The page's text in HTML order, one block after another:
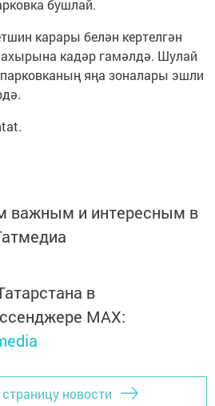
бушлай.
карары белән кертелгән
кадәр гамәлдә. Шулай
парковканың яңа зоналары эшли
важным и интересным в
в
MАХ:
новости